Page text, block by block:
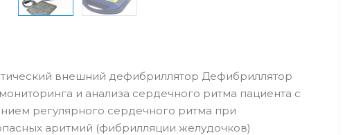
внешний дефибриллятор Дефибриллятор
и анализа сердечного ритма пациента с
регулярного сердечного ритма при
аритмий (фибрилляции желудочков)